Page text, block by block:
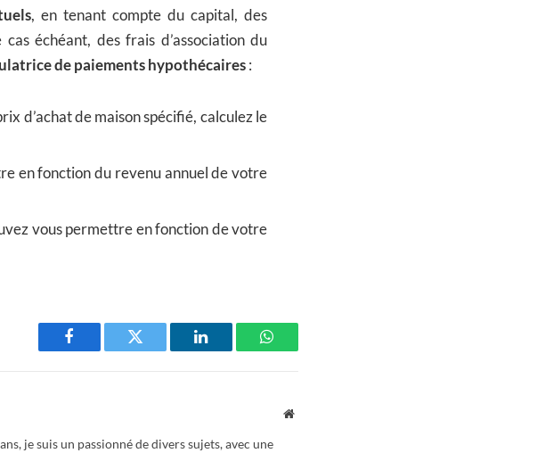
, en tenant compte du capital, des
échéant, des frais d’association du
de paiements hypothécaires :
d’achat de maison spécifié, calculez le
en fonction du revenu annuel de votre
vous permettre en fonction de votre
Facebook Twitter LinkedIn WhatsApp
Website
je suis un passionné de divers sujets, avec une